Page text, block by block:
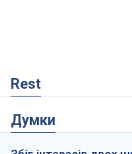
Rest
Думки